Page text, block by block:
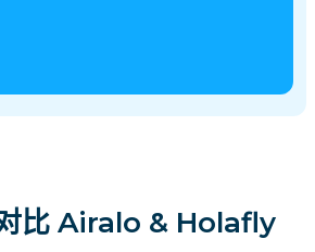
比 Airalo & Holafly